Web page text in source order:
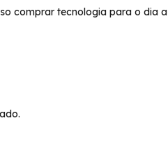
comprar tecnologia para o dia a